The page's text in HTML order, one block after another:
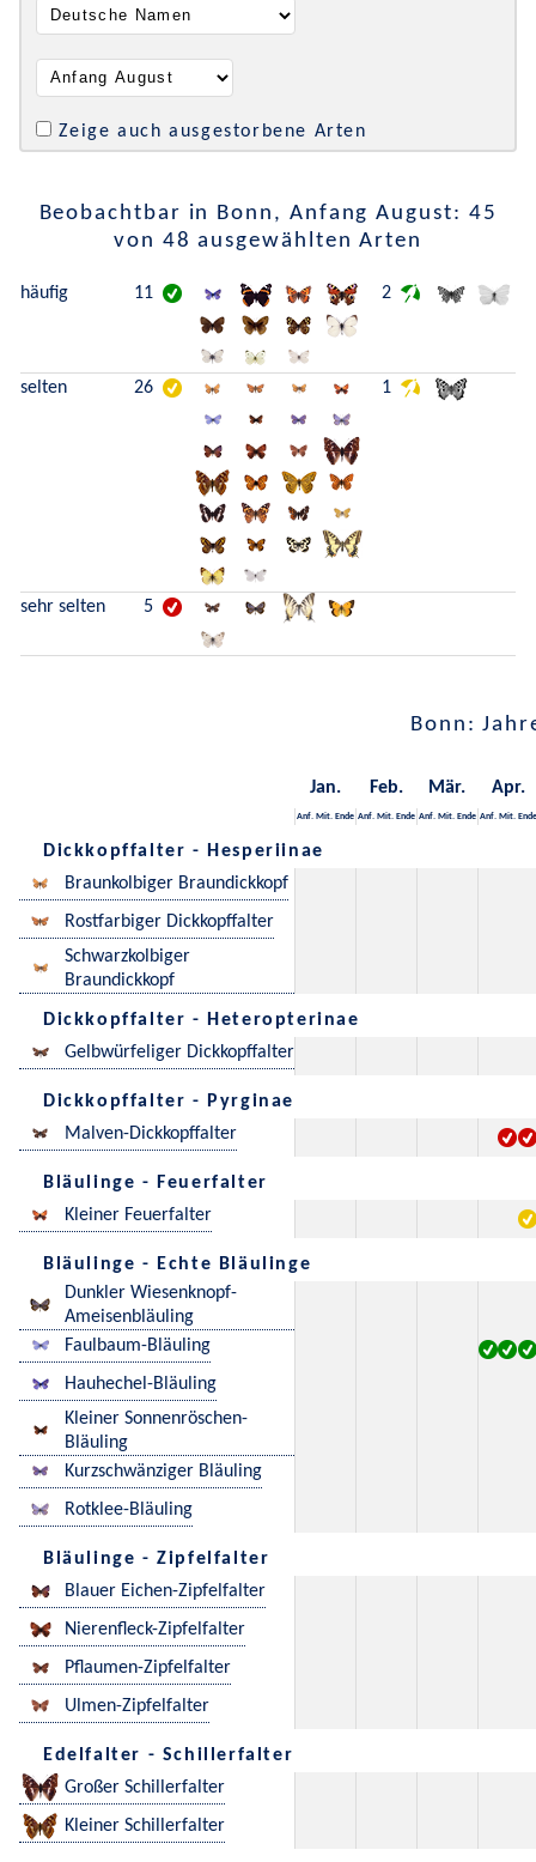
Zeige auch ausgestorbene Arten
Beobachtbar in Bonn, Anfang August: 45
von 48 ausgewählten Arten
häufig 11 2
selten 26 1
sehr selten 5
Bonn:
Jan. Feb. Mär. Apr.
Anf. Mit. Ende Anf. Mit. Ende Anf. Mit. Ende Anf. Mit. Ende
Dickkopffalter - Hesperiinae
Braunkolbiger Braundickkopf
Rostfarbiger Dickkopffalter
Schwarzkolbiger
Braundickkopf
Dickkopffalter - Heteropterinae
Gelbwürfeliger Dickkopffalter
Dickkopffalter - Pyrginae
Malven-Dickkopffalter
Bläulinge - Feuerfalter
Kleiner Feuerfalter
Bläulinge - Echte Bläulinge
Dunkler Wiesenknopf-
Ameisenbläuling
Faulbaum-Bläuling
Hauhechel-Bläuling
Kleiner Sonnenröschen-
Bläuling
Kurzschwänziger Bläuling
Rotklee-Bläuling
Bläulinge - Zipfelfalter
Blauer Eichen-Zipfelfalter
Nierenfleck-Zipfelfalter
Pflaumen-Zipfelfalter
Ulmen-Zipfelfalter
Edelfalter - Schillerfalter
Großer Schillerfalter
Kleiner Schillerfalter